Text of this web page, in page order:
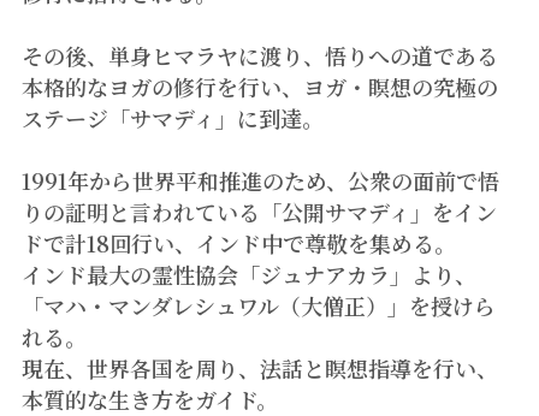
その後、単身ヒマラヤに渡り、悟りへの道である
本格的なヨガの修行を行い、ヨガ・瞑想の究極の
ステージ「サマディ」に到達。
1991年から世界平和推進のため、公衆の面前で悟
りの証明と言われている「公開サマディ」をイン
ドで計18回行い、インド中で尊敬を集める。
インド最大の霊性協会「ジュナアカラ」より、
「マハ・マンダレシュワル（大僧正）」を授けら
れる。
現在、世界各国を周り、法話と瞑想指導を行い、
本質的な生き方をガイド。